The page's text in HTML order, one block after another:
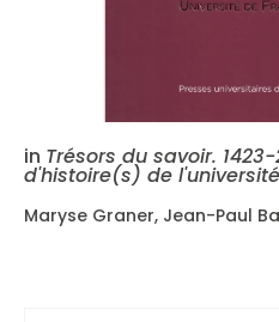
in Trésors du savoir.
d'histoire(s) de
Maryse Graner, Jean-Paul